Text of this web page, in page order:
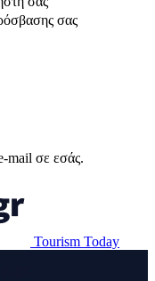
σας
mail σε εσάς.
Tourism Today